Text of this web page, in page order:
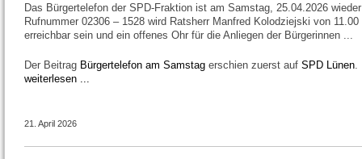
Das Bürgertelefon der SPD-Fraktion ist am Samstag, 25.04.2026
Rufnummer 02306 – 1528 wird Ratsherr Manfred Kolodziejski von
erreichbar sein und ein offenes Ohr für die Anliegen der Bürgerinnen ...
Der Beitrag Bürgertelefon am Samstag erschien zuerst auf SPD Lünen
weiterlesen ...
21. April 2026